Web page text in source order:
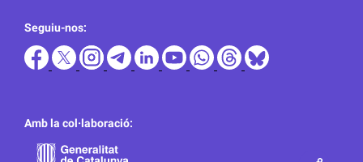
Seguiu-nos:
Amb la col·laboració: